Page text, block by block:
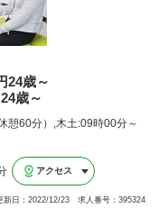
24歳～
歳～
憩60分）,木土:09時00分～
アクセス
新日：2022/12/23 求人番号：395324